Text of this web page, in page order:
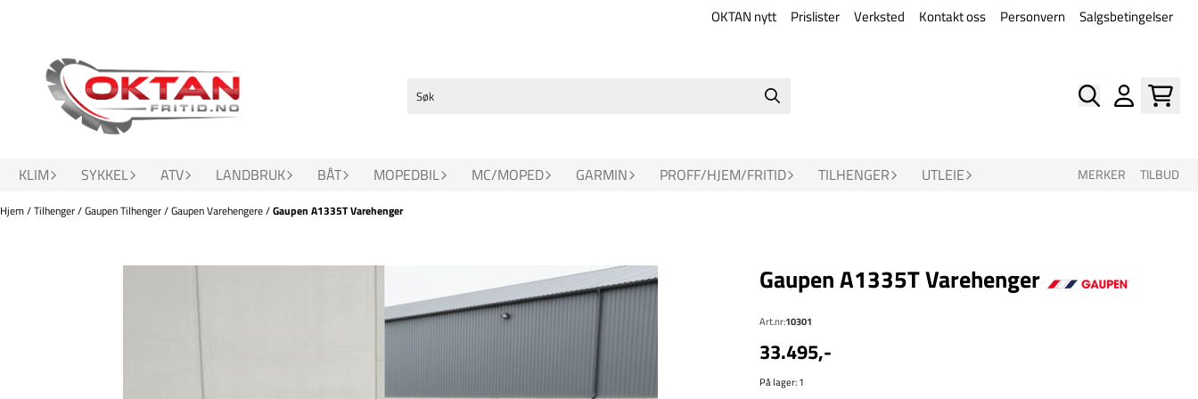
OKTAN nytt Prislister Verksted Kontakt oss Personvern Salgsbetingelser
KLIM SYKKEL ATV LANDBRUK BÅT MOPEDBIL MC/MOPED GARMIN PROFF/HJEM/FRITID TILHENGER UTLEIE MERKER TILBUD
Hjem/Tilhenger/Gaupen Tilhenger/Gaupen Varehengere/Gaupen A1335T Varehenger
Gaupen A1335T Varehenger
Art.nr:10301
33.495,-
På lager: 1